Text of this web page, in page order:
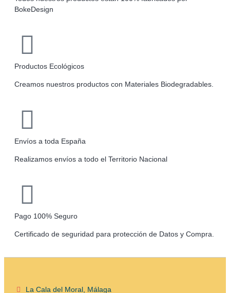
BokeDesign
Productos Ecológicos
Creamos nuestros productos con Materiales Biodegradables.
Envíos a toda España
Realizamos envíos a todo el Territorio Nacional
Pago 100% Seguro
Certificado de seguridad para protección de Datos y Compra.
La Cala del Moral, Málaga